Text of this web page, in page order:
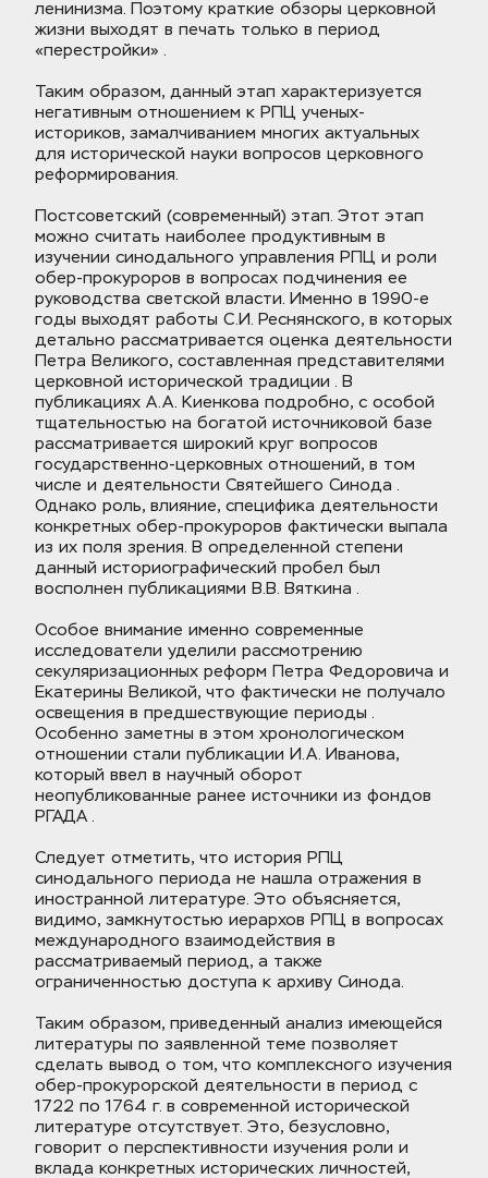
ленинизма. Поэтому краткие обзоры церковной
жизни выходят в печать только в период
«перестройки» .
Таким образом, данный этап характеризуется
негативным отношением к РПЦ ученых-
историков, замалчиванием многих актуальных
для исторической науки вопросов церковного
реформирования.
Постсоветский (современный) этап. Этот этап
можно считать наиболее продуктивным в
изучении синодального управления РПЦ и роли
обер-прокуроров в вопросах подчинения ее
руководства светской власти. Именно в 1990-е
годы выходят работы С.И. Реснянского, в которых
детально рассматривается оценка деятельности
Петра Великого, составленная представителями
церковной исторической традиции . В
публикациях А.А. Киенкова подробно, с особой
тщательностью на богатой источниковой базе
рассматривается широкий круг вопросов
государственно-церковных отношений, в том
числе и деятельности Святейшего Синода .
Однако роль, влияние, специфика деятельности
конкретных обер-прокуроров фактически выпала
из их поля зрения. В определенной степени
данный историографический пробел был
восполнен публикациями В.В. Вяткина .
Особое внимание именно современные
исследователи уделили рассмотрению
секуляризационных реформ Петра Федоровича и
Екатерины Великой, что фактически не получало
освещения в предшествующие периоды .
Особенно заметны в этом хронологическом
отношении стали публикации И.А. Иванова,
который ввел в научный оборот
неопубликованные ранее источники из фондов
РГАДА .
Следует отметить, что история РПЦ
синодального периода не нашла отражения в
иностранной литературе. Это объясняется,
видимо, замкнутостью иерархов РПЦ в вопросах
международного взаимодействия в
рассматриваемый период, а также
ограниченностью доступа к архиву Синода.
Таким образом, приведенный анализ имеющейся
литературы по заявленной теме позволяет
сделать вывод о том, что комплексного изучения
обер-прокурорской деятельности в период с
1722 по 1764 г. в современной исторической
литературе отсутствует. Это, безусловно,
говорит о перспективности изучения роли и
вклада конкретных исторических личностей,